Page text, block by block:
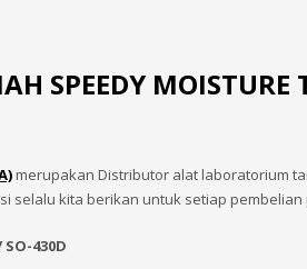
SPEEDY
merupakan Distributor alat laboratorium
selalu kita berikan untuk setiap
430D